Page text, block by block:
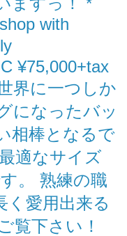
with
¥75,000+tax
界に一つしか
になったバッ
相棒となるで
適なサイズ
。 熟練の職
く愛用出来る
覧下さい！